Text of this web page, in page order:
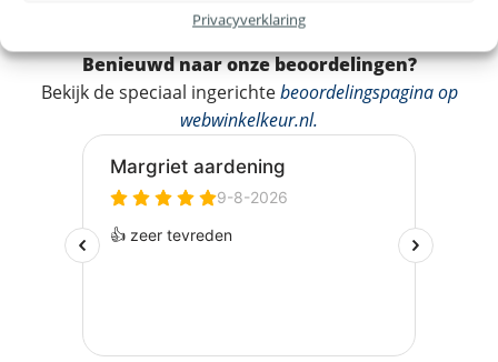
Privacyverklaring
Bestel hier
Benieuwd naar onze beoordelingen?
Bekijk de speciaal ingerichtebeoordelingspagina op
webwinkelkeur.nl.